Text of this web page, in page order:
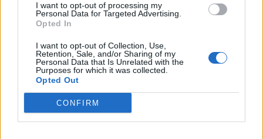
I want to opt-out of processing my
Personal Data for Targeted Advertising.
Opted In
I want to opt-out of Collection, Use,
Retention, Sale, and/or Sharing of my
Personal Data that Is Unrelated with the
Purposes for which it was collected.
Opted Out
CONFIRM
Qytetarët mblidhen në
sheshin “Skënderbej” në
ditën e 68-të të protestës
kundër Ramës, kërkojnë
Pacolli për Aeroportin e
Mabetex, çështjen do ta
të fundit